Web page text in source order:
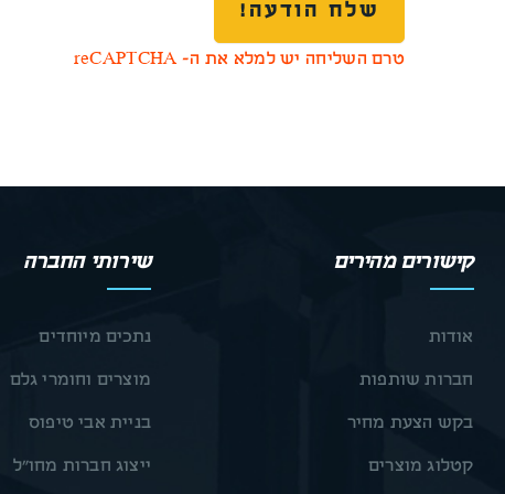
שלח הודעה!
טרם השליחה יש למלא את ה- reCAPTCHA
קישורים מהירים
אודות
חברות שותפות
בקש הצעת מחיר
קטלוג מוצרים
שירותי החברה
נתכים מיוחדים
מוצרים וחומרי גלם
בניית אבי טיפוס
ייצוג חברות מחו״ל